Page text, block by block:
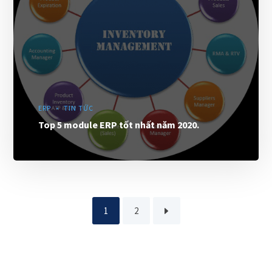
ERP TIN TỨC
Top 5 module ERP tốt nhất năm 2020.
1 2